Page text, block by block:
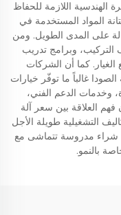
الهندسية اللازمة للحفاظ
المواد المستخدمة في
على المدى الطويل. ومن
التركيب، وبرامج تدريب
كما أن الشركات
غالباً ما توفّر خيارات
وخدمات الدعم الفني،
فهم العلاقة بين سعر آلة
التشغيلية طويلة الأجل
شراء مدروسة تتماشى مع
بالنمو.